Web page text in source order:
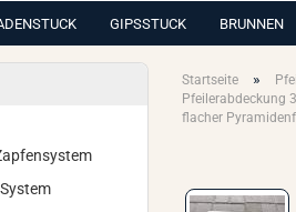
GIPSSTUCK BRUNNEN
Startseite »
Pfeilerabdeckung
flacher